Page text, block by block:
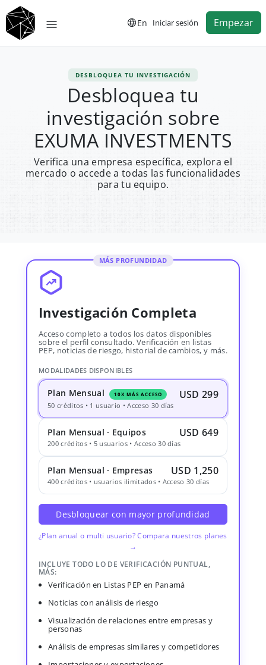
En Iniciar sesión Empezar
DESBLOQUEA TU INVESTIGACIÓN
Desbloquea tu
investigación sobre
EXUMA INVESTMENTS
Verifica una empresa específica, explora el
mercado o accede a todas las funcionalidades
para tu equipo.
MÁS PROFUNDIDAD
Investigación Completa
Acceso completo a todos los datos disponibles
sobre el perfil consultado. Verificación en listas
PEP, noticias de riesgo, historial de cambios, y más.
MODALIDADES DISPONIBLES
Plan Mensual 10X MÁS ACCESO USD 299
50 créditos • 1 usuario • Acceso 30 días
Plan Mensual · Equipos USD 649
200 créditos • 5 usuarios • Acceso 30 días
Plan Mensual · Empresas USD 1,250
400 créditos • usuarios ilimitados • Acceso 30 días
Desbloquear con mayor profundidad
¿Plan anual o multi usuario? Compara nuestros planes
→
INCLUYE TODO LO DE VERIFICACIÓN PUNTUAL,
MÁS:
Verificación en Listas PEP en Panamá
Noticias con análisis de riesgo
Visualización de relaciones entre empresas y
personas
Análisis de empresas similares y competidores